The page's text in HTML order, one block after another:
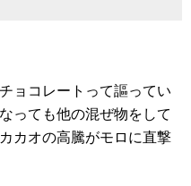
ョコレートって謳ってい
っても他の混ぜ物をして
カオの高騰がモロに直撃